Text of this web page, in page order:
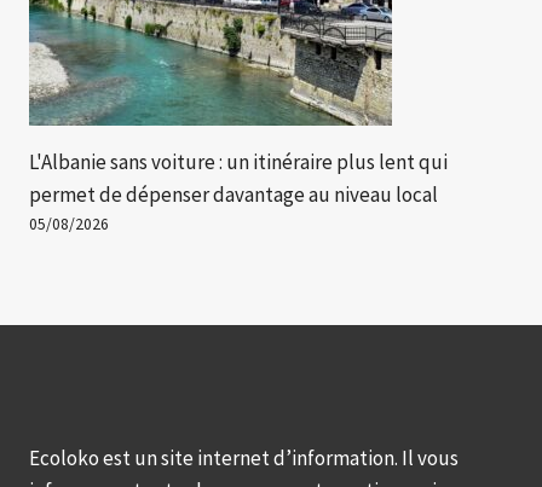
L'Albanie sans voiture : un itinéraire plus lent qui
permet de dépenser davantage au niveau local
05/08/2026
Ecoloko est un site internet d’information. Il vous